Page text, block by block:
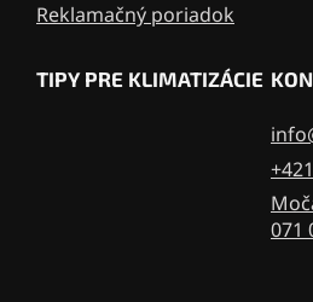
Reklamačný poriadok
TIPY PRE KLIMATIZÁCIE
071